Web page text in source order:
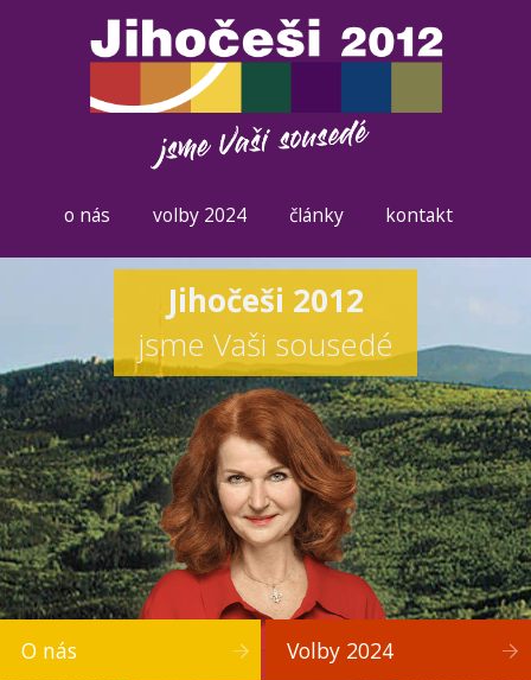
o nás volby 2024 články kontakt
Jihočeši 2012
jsme Vaši sousedé
O nás Volby 2024